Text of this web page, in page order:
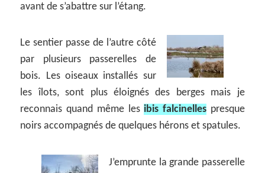
avant de s’abattre sur l’étang.
Le sentier passe de l’autre côté
par plusieurs passerelles de
bois. Les oiseaux installés sur
les îlots, sont plus éloignés des berges mais je
reconnais quand même les ibis falcinellespresque
noirs accompagnés de quelques hérons et spatules.
J’emprunte la grande passerelle